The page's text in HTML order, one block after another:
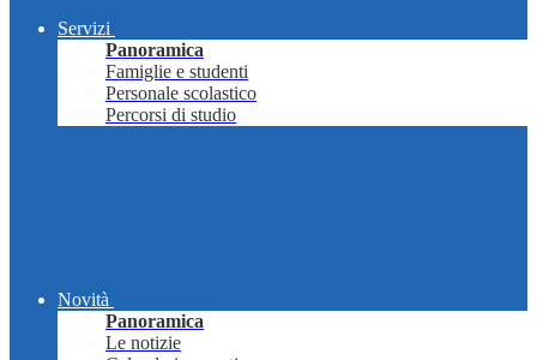
Servizi
Panoramica
Famiglie e studenti
Personale scolastico
Percorsi di studio
Novità
Panoramica
Le notizie